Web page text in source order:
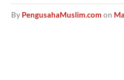
by PengusahaMuslim.com on